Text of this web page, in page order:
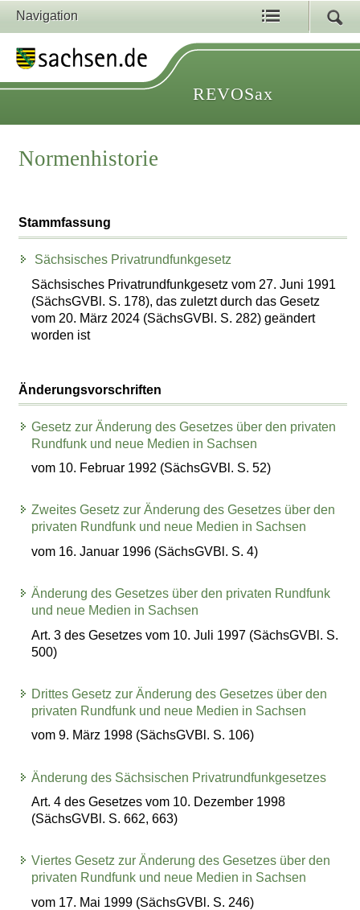
Navigation
REVOSax
Normenhistorie
Stammfassung
Sächsisches Privatrundfunkgesetz
Sächsisches Privatrundfunkgesetz vom 27. Juni 1991
(SächsGVBl. S. 178), das zuletzt durch das Gesetz
vom 20. März 2024 (SächsGVBl. S. 282) geändert
worden ist
Änderungsvorschriften
Gesetz zur Änderung des Gesetzes über den privaten
Rundfunk und neue Medien in Sachsen
vom 10. Februar 1992 (SächsGVBl. S. 52)
Zweites Gesetz zur Änderung des Gesetzes über den
privaten Rundfunk und neue Medien in Sachsen
vom 16. Januar 1996 (SächsGVBl. S. 4)
Änderung des Gesetzes über den privaten Rundfunk
und neue Medien in Sachsen
Art. 3 des Gesetzes vom 10. Juli 1997 (SächsGVBl. S.
500)
Drittes Gesetz zur Änderung des Gesetzes über den
privaten Rundfunk und neue Medien in Sachsen
vom 9. März 1998 (SächsGVBl. S. 106)
Änderung des Sächsischen Privatrundfunkgesetzes
Art. 4 des Gesetzes vom 10. Dezember 1998
(SächsGVBl. S. 662, 663)
Viertes Gesetz zur Änderung des Gesetzes über den
privaten Rundfunk und neue Medien in Sachsen
vom 17. Mai 1999 (SächsGVBl. S. 246)